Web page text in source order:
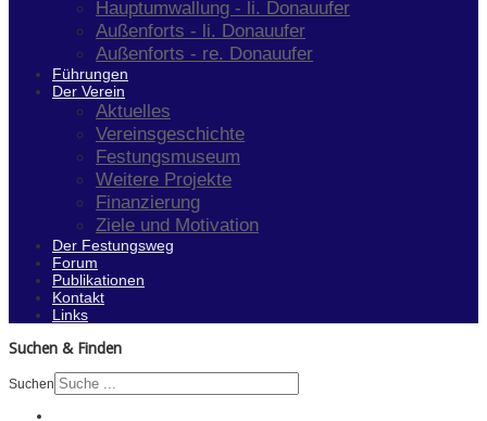
Hauptumwallung - li. Donauufer
Außenforts - li. Donauufer
Außenforts - re. Donauufer
Führungen
Der Verein
Aktuelles
Vereinsgeschichte
Festungsmuseum
Weitere Projekte
Finanzierung
Ziele und Motivation
Der Festungsweg
Forum
Publikationen
Kontakt
Links
Suchen & Finden
Suchen